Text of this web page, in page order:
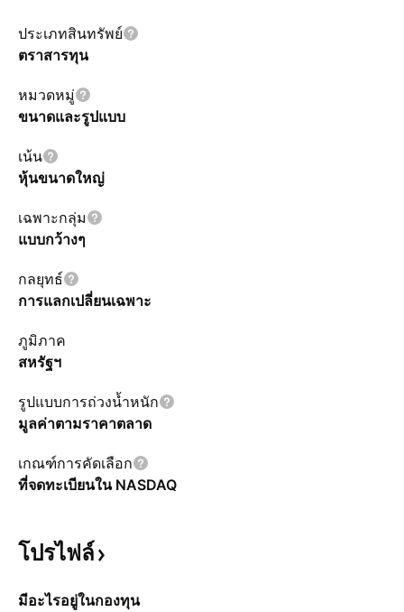
ประเภทสินทรัพย์
ตราสารทุน
หมวดหมู่
ขนาดและรูปแบบ
เน้น
หุ้นขนาดใหญ่
เฉพาะกลุ่ม
แบบกว้างๆ
กลยุทธ์
การแลกเปลี่ยนเฉพาะ
ภูมิภาค
สหรัฐฯ
รูปแบบการถ่วงน้ำหนัก
มูลค่าตามราคาตลาด
เกณฑ์การคัดเลือก
ที่จดทะเบียนใน NASDAQ
โปรไฟล์
มีอะไรอยู่ในกองทุน